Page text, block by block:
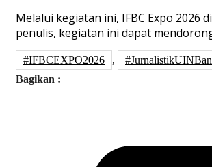
Melalui kegiatan ini, IFBC Expo
penulis, kegiatan ini dapat
#IFBCEXPO2026 ,
Bagikan :